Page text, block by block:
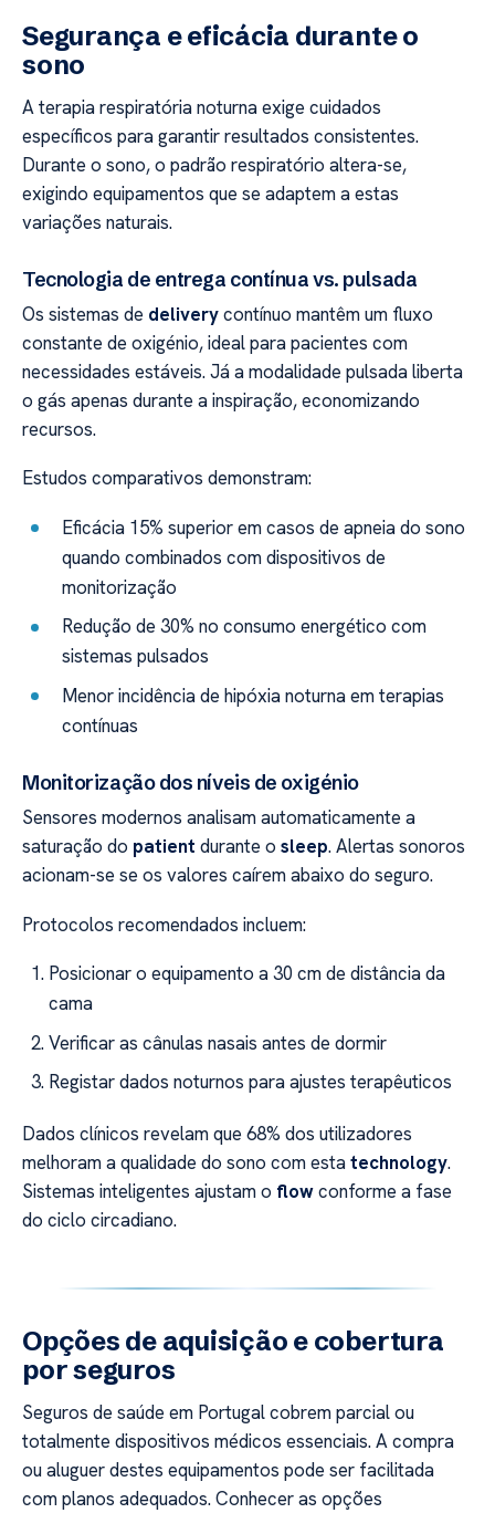
Segurança e eficácia durante o
sono
A terapia respiratória noturna exige cuidados
específicos para garantir resultados consistentes.
Durante o sono, o padrão respiratório altera-se,
exigindo equipamentos que se adaptem a estas
variações naturais.
Tecnologia de entrega contínua vs. pulsada
Os sistemas de deliverycontínuo mantêm um fluxo
constante de oxigénio, ideal para pacientes com
necessidades estáveis. Já a modalidade pulsada liberta
o gás apenas durante a inspiração, economizando
recursos.
Estudos comparativos demonstram:
Eficácia 15% superior em casos de apneia do sono
quando combinados com dispositivos de
monitorização
Redução de 30% no consumo energético com
sistemas pulsados
Menor incidência de hipóxia noturna em terapias
contínuas
Monitorização dos níveis de oxigénio
Sensores modernos analisam automaticamente a
saturação do patient durante o sleep. Alertas sonoros
acionam-se se os valores caírem abaixo do seguro.
Protocolos recomendados incluem:
Posicionar o equipamento a 30 cm de distância da
cama
Verificar as cânulas nasais antes de dormir
Registar dados noturnos para ajustes terapêuticos
Dados clínicos revelam que 68% dos utilizadores
melhoram a qualidade do sono com estatechnology.
Sistemas inteligentes ajustam o flowconforme a fase
do ciclo circadiano.
Opções de aquisição e cobertura
por seguros
Seguros de saúde em Portugal cobrem parcial ou
totalmente dispositivos médicos essenciais. A compra
ou aluguer destes equipamentos pode ser facilitada
com planos adequados. Conhecer as opções